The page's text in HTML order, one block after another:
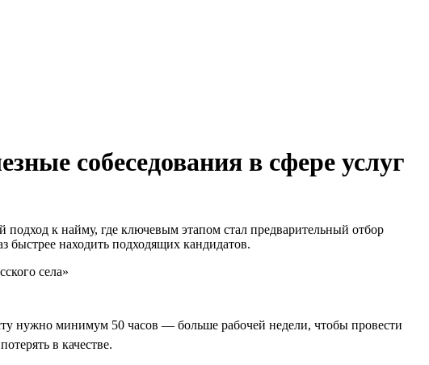
собеседования в сфере услуг
к найму, где ключевым этапом стал предварительный отбор
быстрее находить подходящих кандидатов.
нужно минимум 50 часов — больше рабочей недели, чтобы провести
в качестве.